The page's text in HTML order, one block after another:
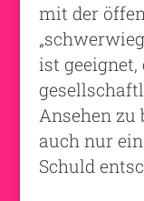
mit der
ist geeignet,
Ansehen zu
auch nur
Schuld